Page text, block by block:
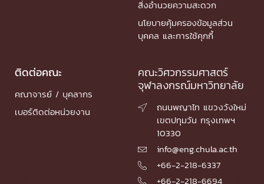
สิ่งอำนวยความสะดวก
นโยบายคุ้มครองข้อมูลส่วน
บุคคล และการใช้คุกกี้
ติดต่อคณะ
คณาจารย์ / บุคลากร
เบอร์ติดต่อหน่วยงาน
คณะวิศวกรรมศาสตร์
จุฬาลงกรณ์มหาวิทยาลัย

ถนนพญาไท แขวงวังใหม่
เขตปทุมวัน กรุงเทพฯ
10330
 info@eng.chula.ac.th
 +66-2-218-6337
 +66-2-218-6694